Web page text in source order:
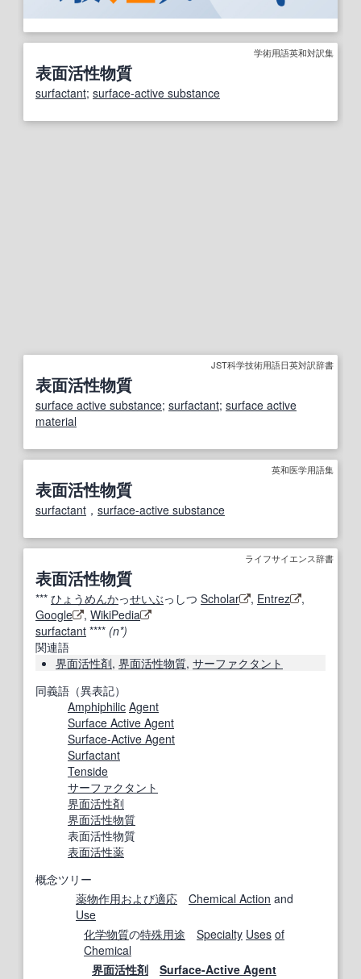
学術用語英和対訳集
表面活性物質
surfactant; surface-active substance
JST科学技術用語日英対訳辞書
表面活性物質
surface active substance; surfactant; surface active
material
英和医学用語集
表面活性物質
surfactant ， surface-active substance
ライフサイエンス辞書
表面活性物質
*** ひょうめんかっせいぶっしつ Scholar , Entrez
,
Google
, WikiPedia
surfactant **** (n*)
関連語
界面活性剤, 界面活性物質, サーファクタント
同義語（異表記）
Amphiphilic Agent
Surface Active Agent
Surface-Active Agent
Surfactant
Tenside
サーファクタント
界面活性剤
界面活性物質
表面活性物質
表面活性薬
概念ツリー
薬物作用および適応 Chemical Action and
Use
化学物質の特殊用途 Specialty Uses of
Chemical
界面活性剤
Surface-Active Agent